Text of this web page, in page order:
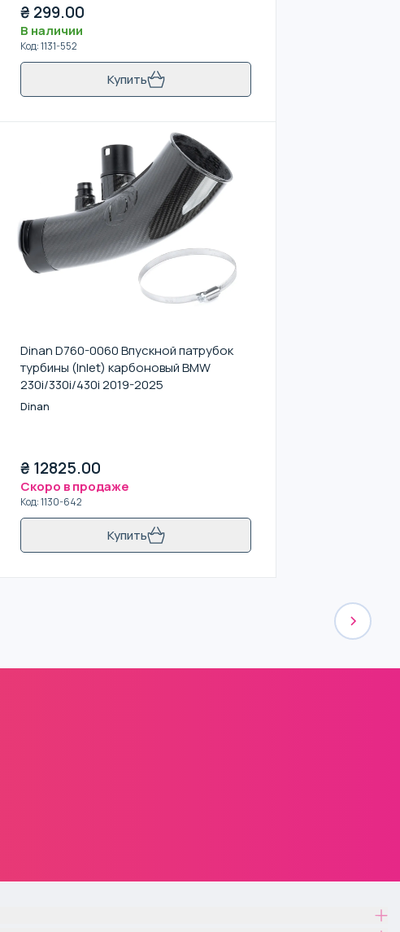
₴ 299.00
В наличии
Код:1131-552
Купить
Dinan D760-0060 Впускной патрубок
турбины (Inlet) карбоновый BMW
230i/330i/430i 2019-2025
Dinan
₴ 12825.00
Скоро в продаже
Код:1130-642
Купить